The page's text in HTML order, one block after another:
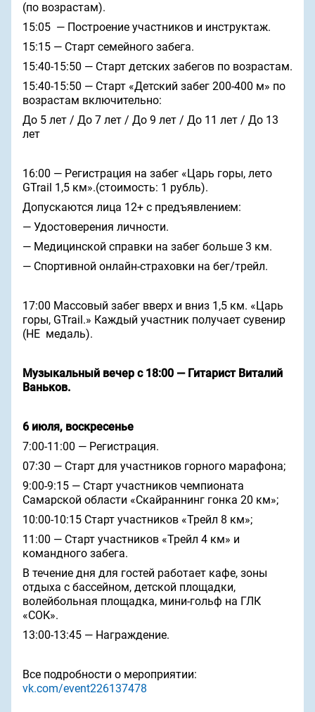
(по возрастам).
15:05 — Построение участников и инструктаж.
15:15 — Старт семейного забега.
15:40-15:50 — Старт детских забегов по возрастам.
15:40-15:50 — Старт «Детский забег 200-400 м» по
возрастам включительно:
До 5 лет / До 7 лет / До 9 лет / До 11 лет / До 13
лет
16:00 — Регистрация на забег «Царь горы, лето
GTrail 1,5 км».(стоимость: 1 рубль).
Допускаются лица 12+ с предъявлением:
— Удостоверения личности.
— Медицинской справки на забег больше 3 км.
— Спортивной онлайн-страховки на бег/трейл.
17:00 Массовый забег вверх и вниз 1,5 км. «Царь
горы, GTrail.» Каждый участник получает сувенир
(НЕ медаль).
Музыкальный вечер с 18:00 — Гитарист Виталий
Ваньков.
6 июля, воскресенье
7:00-11:00 — Регистрация.
07:30 — Старт для участников горного марафона;
9:00-9:15 — Старт участников чемпионата
Самарской области «Скайраннинг гонка 20 км»;
10:00-10:15 Старт участников «Трейл 8 км»;
11:00 — Старт участников «Трейл 4 км» и
командного забега.
В течение дня для гостей работает кафе, зоны
отдыха с бассейном, детской площадки,
волейбольная площадка, мини-гольф на ГЛК
«СОК».
13:00-13:45 — Награждение.
Все подробности о мероприятии:
vk.com/event226137478